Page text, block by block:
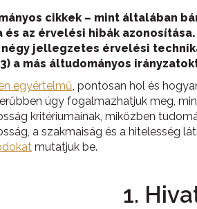
cikkek – mint általában
az érvelési hibák azonosítása.
jellegzetes érvelési
a más áltudományos
egyértelmű, pontosan hol és
úgy fogalmazhatjuk meg,
kritériumainak, miközben
a szakmaiság és a hitelesség
mutatjuk be.
1.